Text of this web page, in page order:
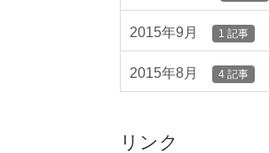
2015年9月 1 記事
2015年8月 4 記事
リンク